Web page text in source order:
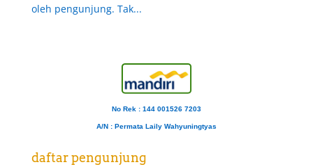
oleh pengunjung. Tak...
No Rek : 144 001526 7203
A/N : Permata Laily Wahyuningtyas
daftar pengunjung